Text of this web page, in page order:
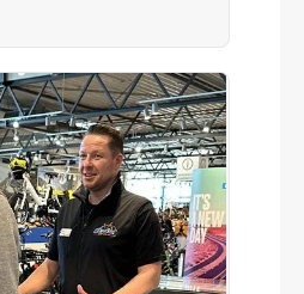
CUES SL-U6000
Clean cockpit